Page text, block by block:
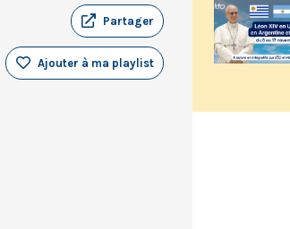
Partager
Ajouter à ma playlist